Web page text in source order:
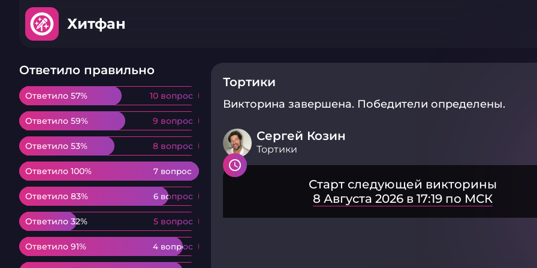
Хитфан
Ответило правильно
Ответило 57% 10 вопрос
Ответило 57% 10 вопрос
Ответило 59% 9 вопрос
Ответило 59% 9 вопрос
Ответило 53% 8 вопрос
Ответило 53% 8 вопрос
Ответило 100% 7 вопрос
Ответило 100% 7 вопрос
Ответило 83% 6 вопрос
Ответило 83% 6 вопрос
Ответило 32% 5 вопрос
Ответило 32% 5 вопрос
Ответило 91% 4 вопрос
Ответило 91% 4 вопрос
Тортики
Викторина завершена. Победители определены.
Сергей Козин
Тортики
Старт следующей викторины
8 Августа 2026 в 17:19 по МСК